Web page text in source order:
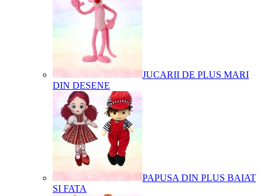
JUCARII DE PLUS MARI
DIN DESENE
PAPUSA DIN PLUS BAIAT
SI FATA